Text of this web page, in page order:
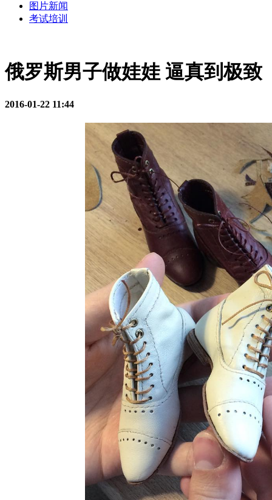
图片新闻
考试培训
俄罗斯男子做娃娃 逼真到极致
2016-01-22 11:44